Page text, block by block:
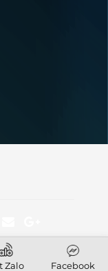
Zalo Facebook